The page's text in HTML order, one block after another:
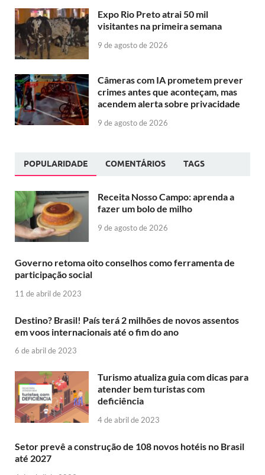
Expo Rio Preto atrai 50 mil
visitantes na primeira semana
9 de agosto de 2026
Câmeras com IA prometem prever
crimes antes que aconteçam, mas
acendem alerta sobre privacidade
9 de agosto de 2026
POPULARIDADE COMENTÁRIOS TAGS
Receita Nosso Campo: aprenda a
fazer um bolo de milho
9 de agosto de 2026
Governo retoma oito conselhos como ferramenta de
participação social
11 de abril de 2023
Destino? Brasil! País terá 2 milhões de novos assentos
em voos internacionais até o fim do ano
6 de abril de 2023
Turismo atualiza guia com dicas para
atender bem turistas com
deficiência
4 de abril de 2023
Setor prevê a construção de 108 novos hotéis no Brasil
até 2027